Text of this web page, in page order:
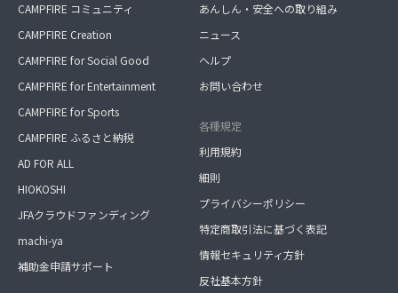
CAMPFIRE コミュニティ
CAMPFIRE Creation
CAMPFIRE for Social Good
CAMPFIRE for Entertainment
CAMPFIRE for Sports
CAMPFIRE ふるさと納税
AD FOR ALL
HIOKOSHI
JFAクラウドファンディング
machi-ya
補助金申請サポート
あんしん・安全への取り組み
ニュース
ヘルプ
お問い合わせ
各種規定
利用規約
細則
プライバシーポリシー
特定商取引法に基づく表記
情報セキュリティ方針
反社基本方針